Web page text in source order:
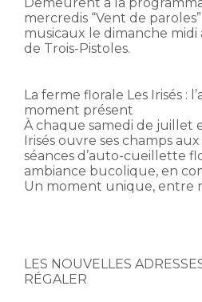
mercredis “Vent de
musicaux le dimanche midi
de Trois-Pistoles.
La ferme florale Les Irisés :
moment présent
À chaque samedi de juillet
Irisés ouvre ses champs
séances d’auto-cueillette
ambiance bucolique, en
Un moment unique, entre
LES NOUVELLES
RÉGALER